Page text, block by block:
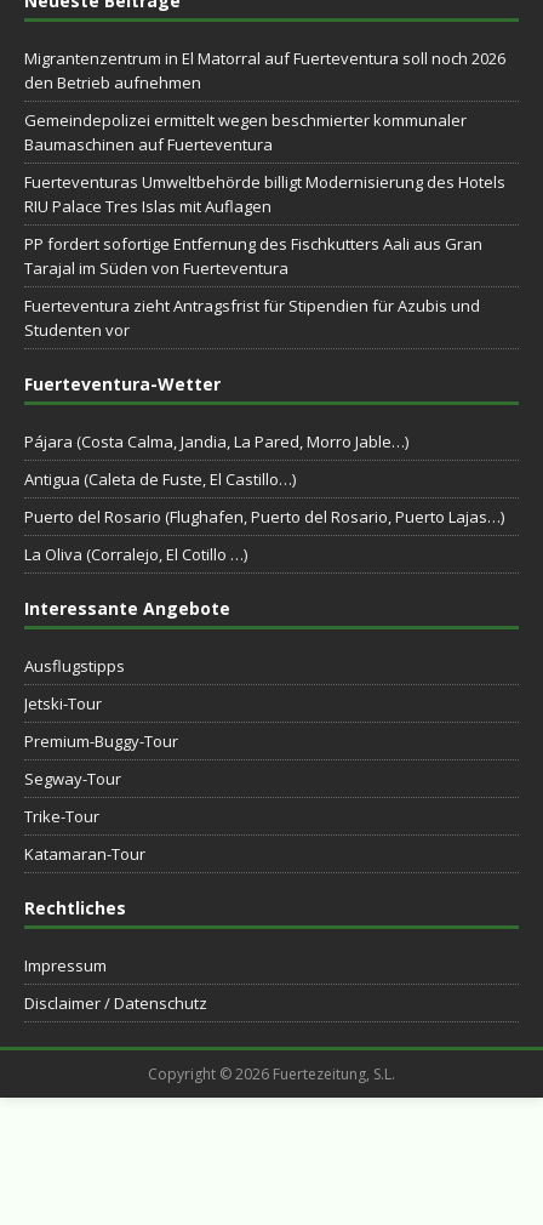
Migrantenzentrum in El Matorral auf Fuerteventura soll noch 2026
den Betrieb aufnehmen
Gemeindepolizei ermittelt wegen beschmierter kommunaler
Baumaschinen auf Fuerteventura
Fuerteventuras Umweltbehörde billigt Modernisierung des Hotels
RIU Palace Tres Islas mit Auflagen
PP fordert sofortige Entfernung des Fischkutters Aali aus Gran
Tarajal im Süden von Fuerteventura
Fuerteventura zieht Antragsfrist für Stipendien für Azubis und
Studenten vor
Fuerteventura-Wetter
Pájara (Costa Calma, Jandia, La Pared, Morro Jable…)
Antigua (Caleta de Fuste, El Castillo…)
Puerto del Rosario (Flughafen, Puerto del Rosario, Puerto Lajas…)
La Oliva (Corralejo, El Cotillo …)
Interessante Angebote
Ausflugstipps
Jetski-Tour
Premium-Buggy-Tour
Segway-Tour
Trike-Tour
Katamaran-Tour
Rechtliches
Impressum
Disclaimer / Datenschutz
Copyright © 2026 Fuertezeitung, S.L.